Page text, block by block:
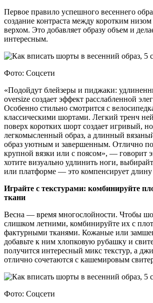
Первое правило успешного весеннего
создание контраста между коротким
верхом. Это добавляет образу объем и
интересным.
Фото: Соцсети
«Подойдут блейзеры и пиджаки:
oversize создает эффект расслабленной
Особенно стильно смотрится с
классическими шортами. Легкий тренч
поверх коротких шорт создает игривый,
легкомысленный образ, а длинный
образ уютным и завершенным. Отлично
крупной вязки или с поясом», — говорит
хотите визуально удлинить ноги,
или платформе — это компенсирует длину
Играйте с текстурами: комбинируйте
ткани
Весна — время многослойности. Чтобы
слишком летними, комбинируйте их с
фактурными тканями. Кожаные или
добавьте к ним хлопковую рубашку и
получится интересный микс текстур, а
отлично сочетаются с кашемировым
Фото: Соцсети